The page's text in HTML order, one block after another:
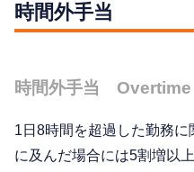
時間外手当
時間外手当 Overtime
1日8時間を超過した勤務
に及んだ場合には5割増以